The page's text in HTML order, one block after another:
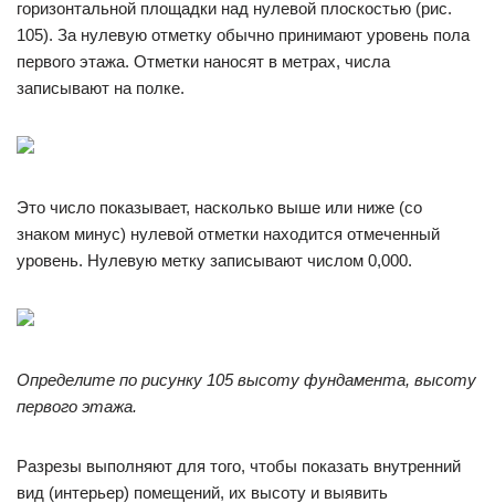
горизонтальной площадки над нулевой плоскостью (рис.
105). За нулевую отметку обычно принимают уровень пола
первого этажа. Отметки наносят в метрах, числа
записывают на полке.
Это число показывает, насколько выше или ниже (со
знаком минус) нулевой отметки находится отмеченный
уровень. Нулевую метку записывают числом 0,000.
Определите по рисунку 105 высоту фундамента, высоту
первого этажа.
Разрезы выполняют для того, чтобы показать внутренний
вид (интерьер) помещений, их высоту и выявить